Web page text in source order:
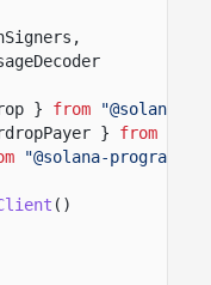
} from
"@solana/
} from
"@solana-program/
()